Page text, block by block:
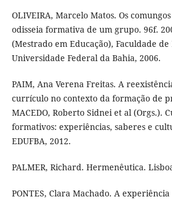
OLIVEIRA, Marcelo Matos. Os
odisseia formativa de um grupo. 96f.
(Mestrado em Educação), Faculdade de
Universidade Federal da Bahia, 2006.
PAIM, Ana Verena Freitas. A
currículo no contexto da formação de
MACEDO, Roberto Sidnei et al (Orgs.).
formativos: experiências, saberes e
EDUFBA, 2012.
PALMER, Richard. Hermenêutica.
PONTES, Clara Machado. A